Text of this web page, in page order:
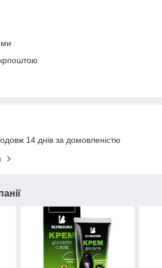
14 днів за домовленістю